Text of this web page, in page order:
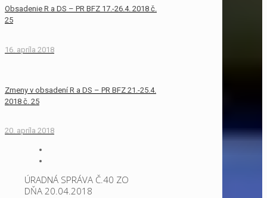
Obsadenie R a DS – PR BFZ 17.-26.4. 2018 č.
25
16. apríla 2018
Zmeny v obsadení R a DS – PR BFZ 21.-25.4.
2018 č. 25
20. apríla 2018
ÚRADNÁ SPRÁVA Č.40 ZO
DŇA 20.04.2018